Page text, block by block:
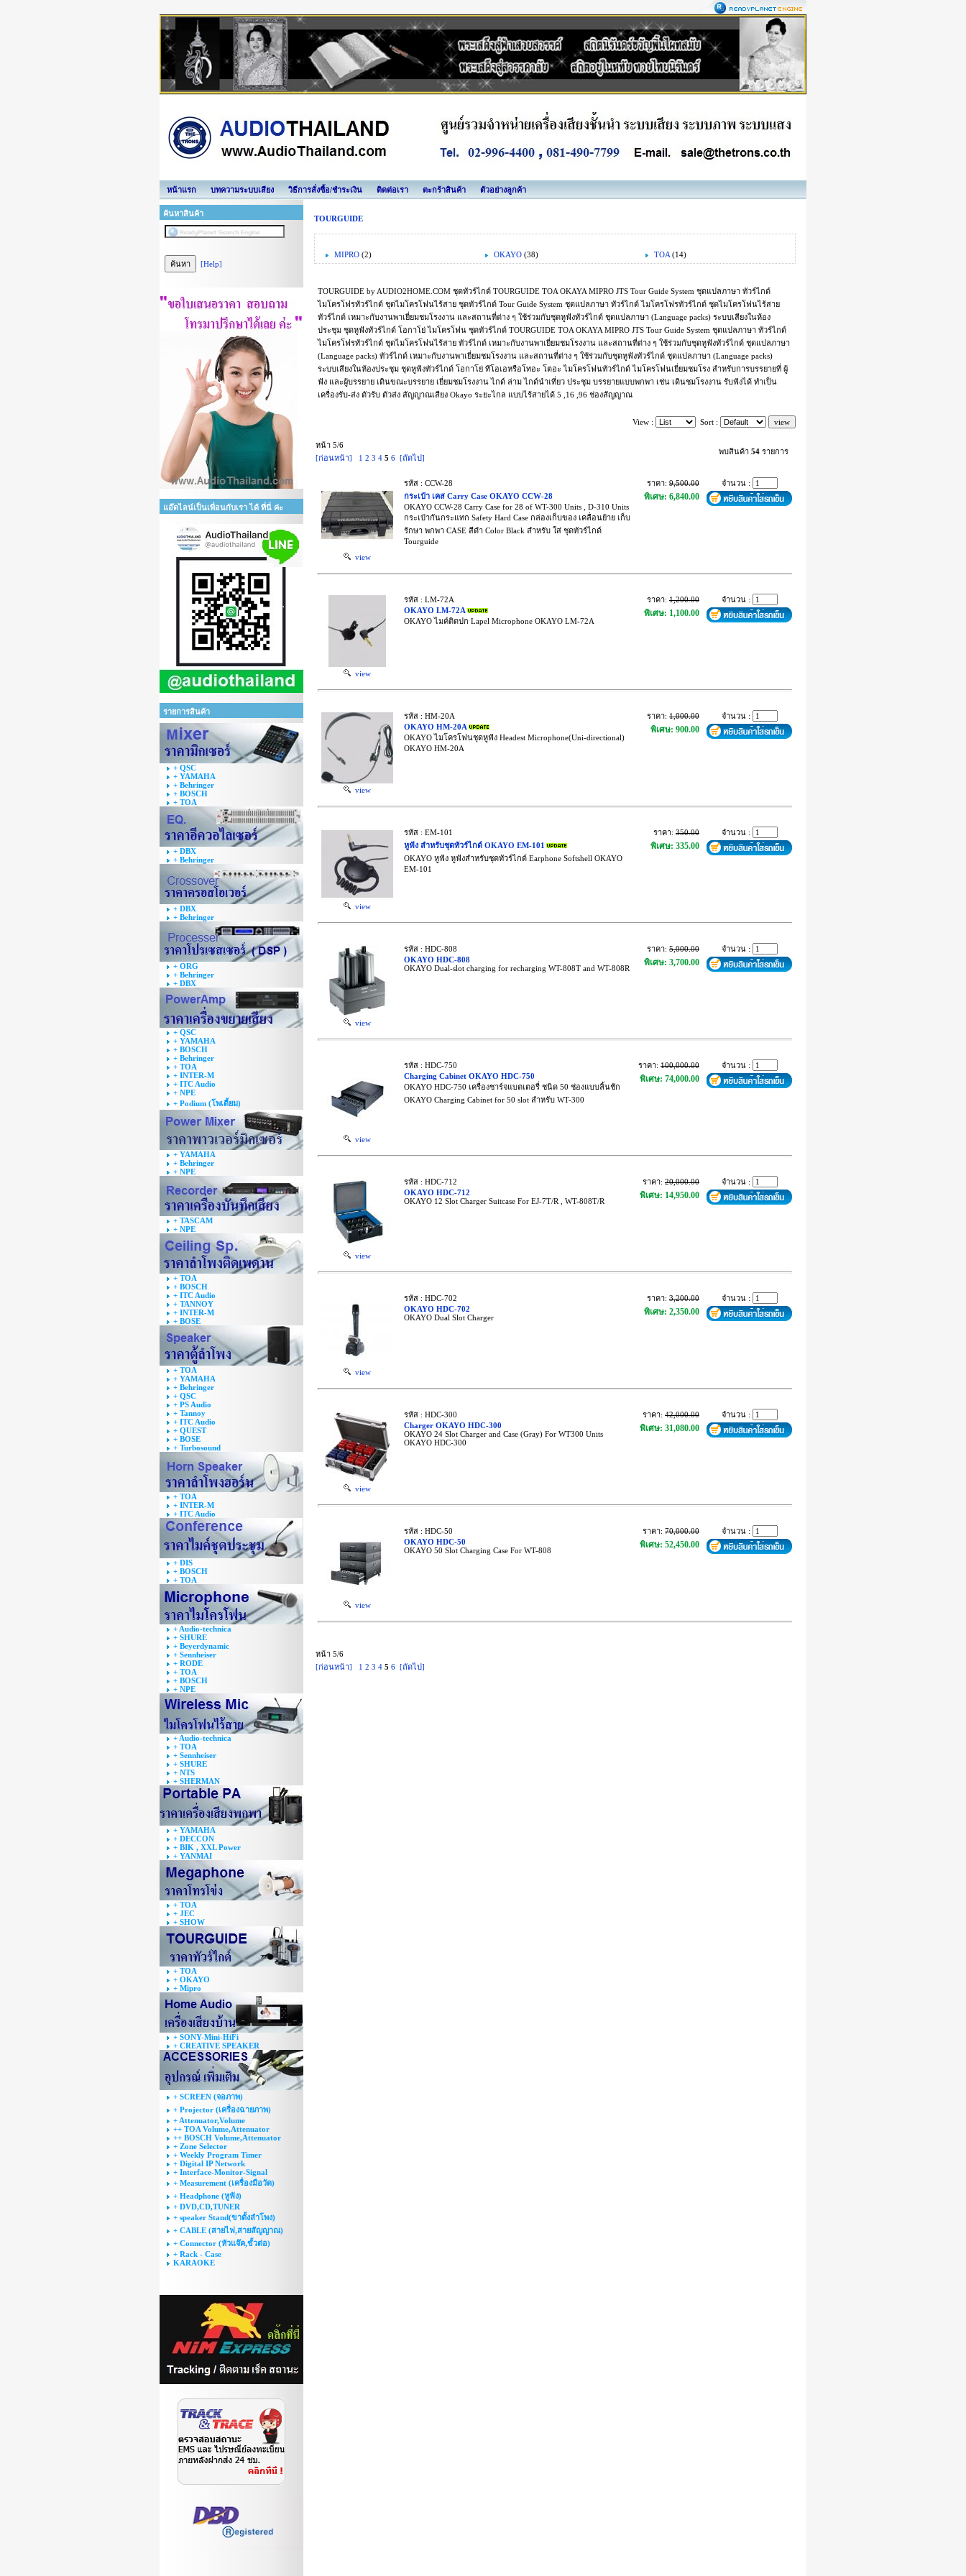
หน้าแรก บทความระบบเสียง วิธีการสั่งซื้อ/ชำระเงิน ติดต่อเรา ตะกร้าสินค้า ตัวอย่างลูกค้า
ค้นหาสินค้า
[Help]
แอ๊ดไลน์เป็นเพื่อนกับเรา ได้ ที่นี่ ค่ะ
รายการสินค้า
+ QSC
+ YAMAHA
+ Behringer
+ BOSCH
+ TOA
+ DBX
+ Behringer
+ DBX
+ Behringer
+ ORG
+ Behringer
+ DBX
+ QSC
+ YAMAHA
+ BOSCH
+ Behringer
+ TOA
+ INTER-M
+ ITC Audio
+ NPE
+ Podium (โพเดี้ยม)
+ YAMAHA
+ Behringer
+ NPE
+ TASCAM
+ NPE
+ TOA
+ BOSCH
+ ITC Audio
+ TANNOY
+ INTER-M
+ BOSE
+ TOA
+ YAMAHA
+ Behringer
+ QSC
+ PS Audio
+ Tannoy
+ ITC Audio
+ QUEST
+ BOSE
+ Turbosound
+ TOA
+ INTER-M
+ ITC Audio
+ DIS
+ BOSCH
+ TOA
+ Audio-technica
+ SHURE
+ Beyerdynamic
+ Sennheiser
+ RODE
+ TOA
+ BOSCH
+ NPE
+ Audio-technica
+ TOA
+ Sennheiser
+ SHURE
+ NTS
+ SHERMAN
+ YAMAHA
+ DECCON
+ BIK , XXL Power
+ YANMAI
+ TOA
+ JEC
+ SHOW
+ TOA
+ OKAYO
+ Mipro
+ SONY-Mini-HiFi
+ CREATIVE SPEAKER
+ SCREEN (จอภาพ)
+ Projector (เครื่องฉายภาพ)
+ Attenuator,Volume
++ TOA Volume,Attenuator
++ BOSCH Volume,Attenuator
+ Zone Selector
+ Weekly Program Timer
+ Digital IP Network
+ Interface-Monitor-Signal
+ Measurement (เครื่องมือวัด)
+ Headphone (หูฟัง)
+ DVD,CD,TUNER
+ speaker Stand(ขาตั้งลำโพง)
+ CABLE (สายไฟ,สายสัญญาณ)
+ Connector (หัวแจ๊ค,ขั้วต่อ)
+ Rack - Case
KARAOKE
TOURGUIDE
MIPRO (2) OKAYO (38) TOA (14)
TOURGUIDE by AUDIO2HOME.COM ชุดทัวร์ไกด์ TOURGUIDE TOA OKAYA MIPRO JTS Tour Guide System ชุดแปลภาษา ทัวร์ไกด์
ไมโครโฟรทัวร์ไกด์ ชุดไมโครโฟนไร้สาย ชุดทัวร์ไกด์ Tour Guide System ชุดแปลภาษา ทัวร์ไกด์ ไมโครโฟรทัวร์ไกด์ ชุดไมโครโฟนไร้สาย
ทัวร์ไกด์ เหมาะกับงานพาเยี่ยมชมโรงงาน และสถานที่ต่าง ๆ ใช้ร่วมกับชุดหูฟังทัวร์ไกด์ ชุดแปลภาษา (Language packs) ระบบเสียงในห้อง
ประชุม ชุดหูฟังทัวร์ไกด์ โอกาโย่ ไมโครโฟน ชุดทัวร์ไกด์ TOURGUIDE TOA OKAYA MIPRO JTS Tour Guide System ชุดแปลภาษา ทัวร์ไกด์
ไมโครโฟรทัวร์ไกด์ ชุดไมโครโฟนไร้สาย ทัวร์ไกด์ เหมาะกับงานพาเยี่ยมชมโรงงาน และสถานที่ต่าง ๆ ใช้ร่วมกับชุดหูฟังทัวร์ไกด์ ชุดแปลภาษา
(Language packs) ทัวร์ไกด์ เหมาะกับงานพาเยี่ยมชมโรงงาน และสถานที่ต่าง ๆ ใช้ร่วมกับชุดหูฟังทัวร์ไกด์ ชุดแปลภาษา (Language packs)
ระบบเสียงในห้องประชุม ชุดหูฟังทัวร์ไกด์ โอกาโย่ ทีโอเอหรือโทอะ โตอะ ไมโครโฟนทัวร์ไกด์ ไมโครโฟนเยี่ยมชมโรง สำหรับการบรรยายที่ ผู้
ฟัง และผู้บรรยาย เดินขณะบรรยาย เยี่ยมชมโรงงาน ไกด์ ล่าม ไกด์นำเที่ยว ประชุม บรรยายแบบพกพา เช่น เดินชมโรงงาน รับฟังได้ ทำเป็น
เครื่องรับ-ส่ง ตัวรับ ตัวส่ง สัญญาณเสียง Okayo ระยะไกล แบบไร้สายได้ 5 ,16 ,96 ช่องสัญญาณ
View : Sort :
หน้า 5/6
[ก่อนหน้า]
1 2 3 4 5 6 [ถัดไป]
พบสินค้า 54 รายการ
view
รหัส : CCW-28
กระเป๋า เคส Carry Case OKAYO CCW-28
OKAYO CCW-28 Carry Case for 28 of WT-300 Units , D-310 Units
กระเป๋ากันกระแทก Safety Hard Case กล่องเก็บของ เคลื่อนย้าย เก็บ
รักษา พกพา CASE สีดำ Color Black สำหรับ ใส่ ชุดทัวร์ไกด์
Tourguide
ราคา: 9,500.00
พิเศษ: 6,840.00
จำนวน :
view
รหัส : LM-72A
OKAYO LM-72A
OKAYO ไมค์ติดปก Lapel Microphone OKAYO LM-72A
ราคา: 1,200.00
พิเศษ: 1,100.00
จำนวน :
view
รหัส : HM-20A
OKAYO HM-20A
OKAYO ไมโครโฟนชุดหูฟัง Headest Microphone(Uni-directional)
OKAYO HM-20A
ราคา: 1,000.00
พิเศษ: 900.00
จำนวน :
view
รหัส : EM-101
หูฟัง สำหรับชุดทัวร์ไกด์ OKAYO EM-101
OKAYO หูฟัง หูฟังสำหรับชุดทัวร์ไกด์ Earphone Softshell OKAYO
EM-101
ราคา: 350.00
พิเศษ: 335.00
จำนวน :
view
รหัส : HDC-808
OKAYO HDC-808
OKAYO Dual-slot charging for recharging WT-808T and WT-808R
ราคา: 5,000.00
พิเศษ: 3,700.00
จำนวน :
view
รหัส : HDC-750
Charging Cabinet OKAYO HDC-750
OKAYO HDC-750 เครื่องชาร์จแบตเตอรี่ ชนิด 50 ช่องแบบลิ้นชัก
OKAYO Charging Cabinet for 50 slot สำหรับ WT-300
ราคา: 100,000.00
พิเศษ: 74,000.00
จำนวน :
view
รหัส : HDC-712
OKAYO HDC-712
OKAYO 12 Slot Charger Suitcase For EJ-7T/R , WT-808T/R
ราคา: 20,000.00
พิเศษ: 14,950.00
จำนวน :
view
รหัส : HDC-702
OKAYO HDC-702
OKAYO Dual Slot Charger
ราคา: 3,200.00
พิเศษ: 2,350.00
จำนวน :
view
รหัส : HDC-300
Charger OKAYO HDC-300
OKAYO 24 Slot Charger and Case (Gray) For WT300 Units
OKAYO HDC-300
ราคา: 42,000.00
พิเศษ: 31,080.00
จำนวน :
view
รหัส : HDC-50
OKAYO HDC-50
OKAYO 50 Slot Charging Case For WT-808
ราคา: 70,000.00
พิเศษ: 52,450.00
จำนวน :
หน้า 5/6
[ก่อนหน้า]
1 2 3 4 5 6 [ถัดไป]